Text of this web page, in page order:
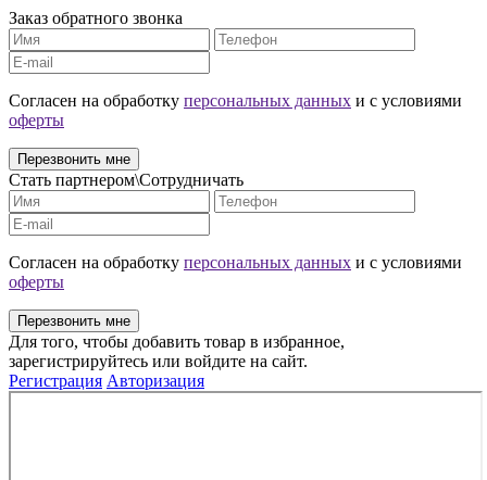
Заказ обратного звонка
Cогласен на обработку персональных данных и с условиями
оферты
Перезвонить мне
Стать партнером\Сотрудничать
Cогласен на обработку персональных данных и с условиями
оферты
Перезвонить мне
Для того, чтобы добавить товар в избранное,
зарегистрируйтесь или войдите на сайт.
Регистрация Авторизация